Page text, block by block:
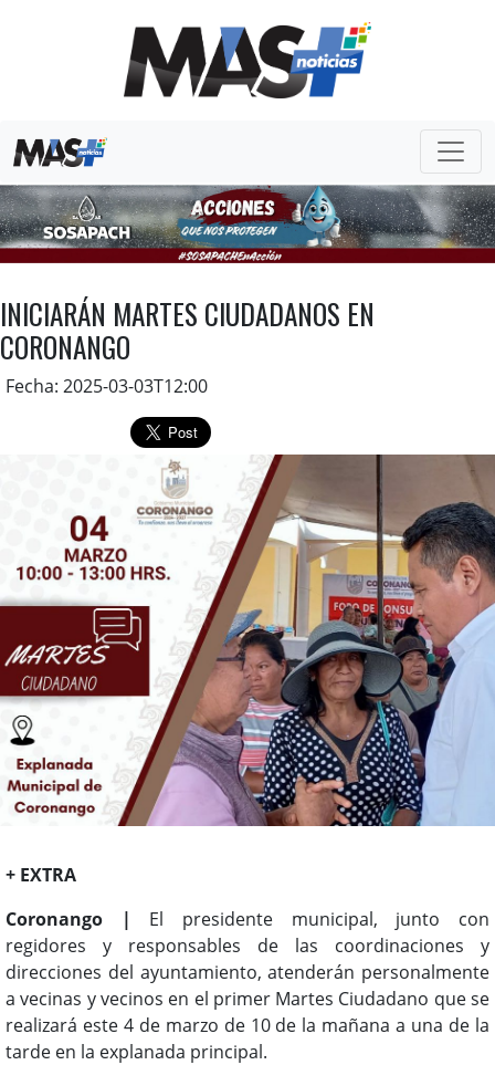
INICIARÁN MARTES CIUDADANOS EN
CORONANGO
Fecha: 2025-03-03T12:00
+ EXTRA
Coronango |
El presidente municipal, junto con
regidores y responsables de las coordinaciones y
direcciones del ayuntamiento, atenderán personalmente
a vecinas y vecinos en el primer Martes Ciudadano que se
realizará este 4 de marzo de 10 de la mañana a una de la
tarde en la explanada principal.